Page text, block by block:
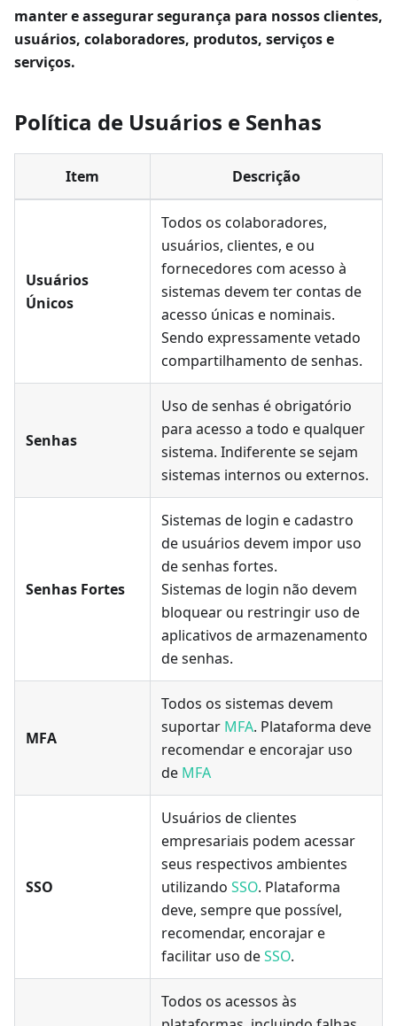
manter e assegurar segurança para nossos clientes,
usuários, colaboradores, produtos, serviços e
serviços.
Política de Usuários e Senhas
Item Descrição
Usuários
Únicos
Todos os colaboradores,
usuários, clientes, e ou
fornecedores com acesso à
sistemas devem ter contas de
acesso únicas e nominais.
Sendo expressamente vetado
compartilhamento de senhas.
Senhas
Uso de senhas é obrigatório
para acesso a todo e qualquer
sistema. Indiferente se sejam
sistemas internos ou externos.
Senhas Fortes
Sistemas de login e cadastro
de usuários devem impor uso
de senhas fortes.
Sistemas de login não devem
bloquear ou restringir uso de
aplicativos de armazenamento
de senhas.
MFA
Todos os sistemas devem
suportar MFA. Plataforma deve
recomendar e encorajar uso
de MFA
SSO
Usuários de clientes
empresariais podem acessar
seus respectivos ambientes
utilizando SSO. Plataforma
deve, sempre que possível,
recomendar, encorajar e
facilitar uso deSSO.
Todos os acessos às